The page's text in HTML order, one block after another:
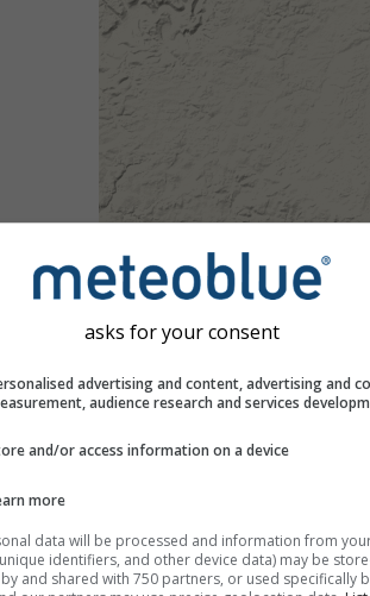
asks for your consent
advertising and content, advertising and
audience research and services
and/or access information on a device
more
data will be processed and information from
identifiers, and other device data) may be
and shared with 750 partners, or used specifically